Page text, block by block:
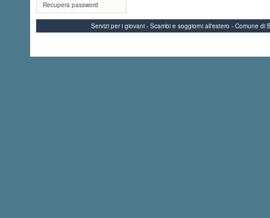
Recupera password
Servizi per i giovani - Scambi e soggiorni all'estero - Comune